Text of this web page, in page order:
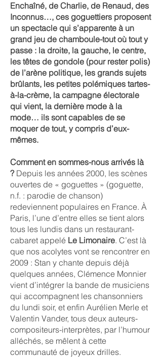
Enchaîné, de Charlie, de Renaud, des
Inconnus…, ces goguettiers proposent
un spectacle qui s’apparente à un
grand jeu de chamboule-tout où tout y
passe : la droite, la gauche, le centre,
les têtes de gondole (pour rester polis)
de l’arène politique, les grands sujets
brûlants, les petites polémiques tartes-
à-la-crème, la campagne électorale
qui vient, la dernière mode à la
mode… ils sont capables de se
moquer de tout, y compris d’eux-
mêmes.
Comment en sommes-nous arrivés là
? Depuis les années 2000, les scènes
ouvertes de « goguettes » (goguette,
n.f. : parodie de chanson)
redeviennent populaires en France. À
Paris, l’une d’entre elles se tient alors
tous les lundis dans un restaurant-
cabaret appelé Le Limonaire. C’est là
que nos acolytes vont se rencontrer en
2009 : Stan y chante depuis déjà
quelques années, Clémence Monnier
vient d’intégrer la bande de musiciens
qui accompagnent les chansonniers
du lundi soir, et enfin Aurélien Merle et
Valentin Vander, tous deux auteurs-
compositeurs-interprètes, par l’humour
alléchés, se mêlent à cette
communauté de joyeux drilles.